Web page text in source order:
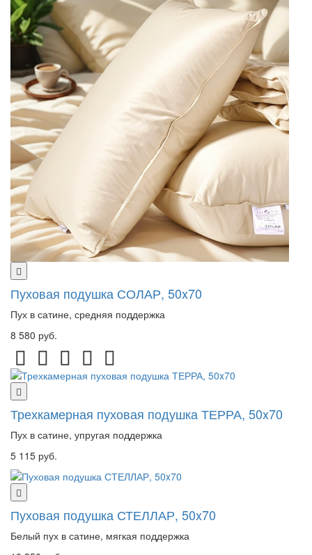
Пуховая подушка СОЛАР, 50x70
Пух в сатине, средняя поддержка
8 580 руб.
Трехкамерная пуховая подушка ТЕРРА, 50x70
Пух в сатине, упругая поддержка
5 115 руб.
Пуховая подушка СТЕЛЛАР, 50x70
Белый пух в сатине, мягкая поддержка